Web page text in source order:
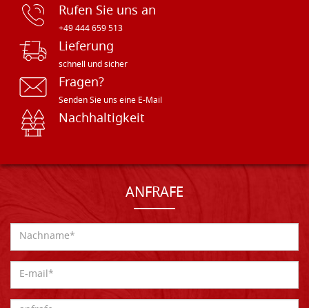
Rufen Sie uns an
+49 444 659 513
Lieferung
schnell und sicher
Fragen?
Senden Sie uns eine E-Mail
Nachhaltigkeit
ANFRAFE